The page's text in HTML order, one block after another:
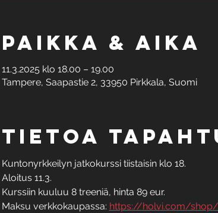
Paikka & aika
11.3.2025 klo 18.00 – 19.00
Tampere, Saapastie 2, 33950 Pirkkala, Suomi
Tietoa
Kuntonyrkkeilyn jatkokurssi tiistaisin klo 18.
Aloitus 11.3.
Kurssiin kuuluu 8 treeniä, hinta 89 eur.
Maksu verkkokaupassa: https://holvi.com/